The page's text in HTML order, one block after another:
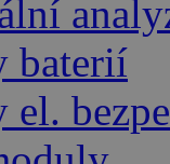
baterií
el.